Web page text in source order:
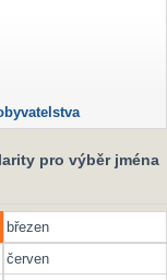
pro výběr jména
březen
červen